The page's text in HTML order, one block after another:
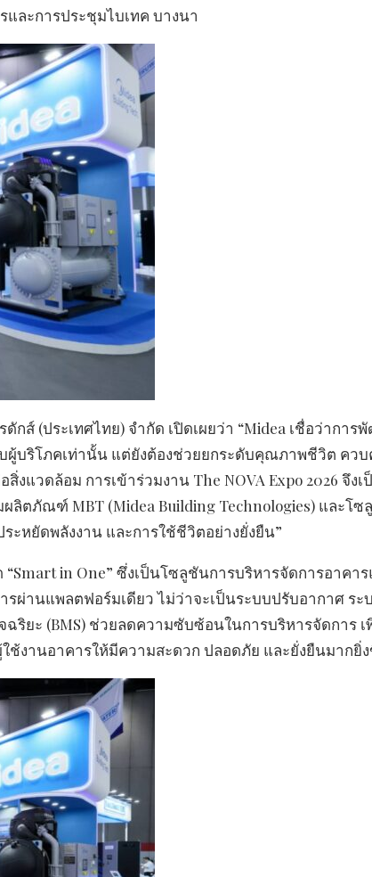
และการประชุมไบเทค บางนา
ส์ (ประเทศไทย) จำกัด เปิดเผยว่า “Midea เชื่อว่าการ
ผู้บริโภคเท่านั้น แต่ยังต้องช่วยยกระดับคุณภาพชีวิต คว
แวดล้อม การเข้าร่วมงาน The NOVA Expo 2026 จึงเ
ลิตภัณฑ์ MBT (Midea Building Technologies) และโซ
หยัดพลังงาน และการใช้ชีวิตอย่างยั่งยืน”
in One” ซึ่งเป็นโซลูชันการบริหารจัดการอาคา
ผ่านแพลตฟอร์มเดียว ไม่ว่าจะเป็นระบบปรับอากาศ ระ
ริยะ (BMS) ช่วยลดความซับซ้อนในการบริหารจัดการ เ
ช้งานอาคารให้มีความสะดวก ปลอดภัย และยั่งยืนมากยิ่